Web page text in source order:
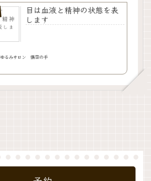
目は血液と精神の状態を表
します
ゆるみサロン 悟空の手